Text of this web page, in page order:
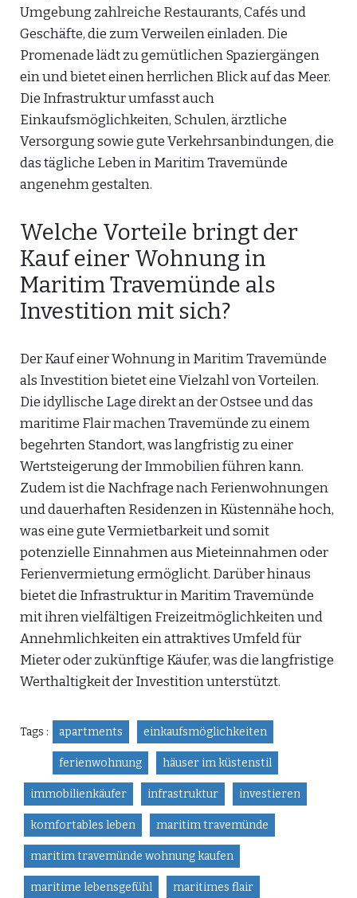
Umgebung zahlreiche Restaurants, Cafés und
Geschäfte, die zum Verweilen einladen. Die
Promenade lädt zu gemütlichen Spaziergängen
ein und bietet einen herrlichen Blick auf das Meer.
Die Infrastruktur umfasst auch
Einkaufsmöglichkeiten, Schulen, ärztliche
Versorgung sowie gute Verkehrsanbindungen, die
das tägliche Leben in Maritim Travemünde
angenehm gestalten.
Welche Vorteile bringt der
Kauf einer Wohnung in
Maritim Travemünde als
Investition mit sich?
Der Kauf einer Wohnung in Maritim Travemünde
als Investition bietet eine Vielzahl von Vorteilen.
Die idyllische Lage direkt an der Ostsee und das
maritime Flair machen Travemünde zu einem
begehrten Standort, was langfristig zu einer
Wertsteigerung der Immobilien führen kann.
Zudem ist die Nachfrage nach Ferienwohnungen
und dauerhaften Residenzen in Küstennähe hoch,
was eine gute Vermietbarkeit und somit
potenzielle Einnahmen aus Mieteinnahmen oder
Ferienvermietung ermöglicht. Darüber hinaus
bietet die Infrastruktur in Maritim Travemünde
mit ihren vielfältigen Freizeitmöglichkeiten und
Annehmlichkeiten ein attraktives Umfeld für
Mieter oder zukünftige Käufer, was die langfristige
Werthaltigkeit der Investition unterstützt.
Tags : apartments einkaufsmöglichkeiten
ferienwohnung häuser im küstenstil
immobilienkäufer infrastruktur investieren
komfortables leben maritim travemünde
maritim travemünde wohnung kaufen
maritime lebensgefühl maritimes flair